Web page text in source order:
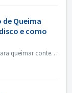
de Queima
e como
Ao usar Nero Burning ROM ou Nero Express para queimar conteúdo em um disco, você pode encontrar a mensagem de erro 'Burn process failed ...'. Então...